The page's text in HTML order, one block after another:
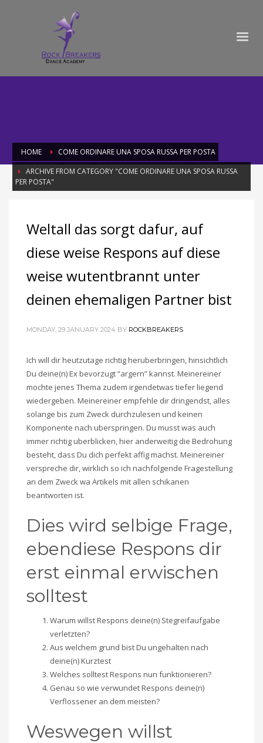
HOME
COME ORDINARE UNA SPOSA RUSSA PER POSTA
ARCHIVE FROM CATEGORY "COME ORDINARE UNA SPOSA RUSSA
PER POSTA"
russa per posta
Weltall das sorgt dafur, auf
diese weise Respons auf diese
weise wutentbrannt unter
deinen ehemaligen Partner bist
MONDAY, 29 JANUARY 2024 BY ROCKBREAKERS
Ich will dir heutzutage richtig heruberbringen, hinsichtlich
Du deine(n) Ex bevorzugt “argern” kannst. Meinereiner
mochte jenes Thema zudem irgendetwas tiefer liegend
wiedergeben. Meinereiner empfehle dir dringendst, alles
solange bis zum Zweck durchzulesen und keinen
Komponente nach uberspringen. Du musst was auch
immer richtig uberblicken, hier anderweitig die Bedrohung
besteht, dass Du dich perfekt affig machst. Meinereiner
verspreche dir, wirklich so ich nachfolgende Fragestellung
an dem Zweck wa Artikels mit allen schikanen
beantworten ist.
Dies wird selbige Frage,
ebendiese Respons dir
erst einmal erwischen
solltest
Warum willst Respons deine(n) Stegreifaufgabe
verletzten?
Aus welchem grund bist Du ungehalten nach
deine(n) Kurztest
Welches solltest Respons nun funktionieren?
Genau so wie verwundet Respons deine(n)
Verflossener an dem meisten?
Weswegen willst